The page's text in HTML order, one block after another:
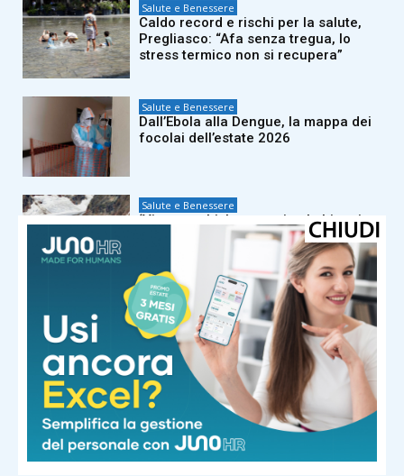
Salute e Benessere
Caldo record e rischi per la salute,
Pregliasco: “Afa senza tregua, lo
stress termico non si recupera”
Salute e Benessere
Dall’Ebola alla Dengue, la mappa dei
focolai dell’estate 2026
Salute e Benessere
‘Virus zombie’ nascosti nel ghiaccio,
sono pericolosi? Cosa dice l’esperto
Salute e Benessere
Tumori, Ail nello Stretto di Messina:
Federico nuota per la ricerca e la
rinascita
Salute e Benessere
Operazione record a Catania:
Giuseppe a 98 anni rimesso in piedi
con doppia protesi d’anca in un solo
intervento